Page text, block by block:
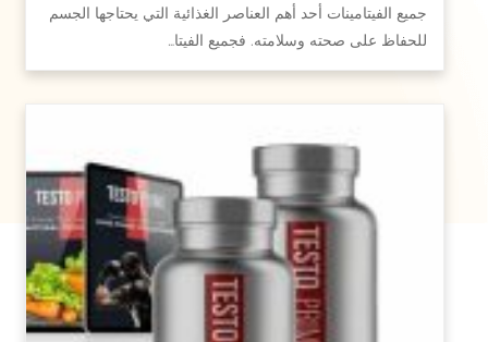
جميع الفيتامينات أحد أهم العناصر الغذائية التي يحتاجها الجسم
للحفاظ على صحته وسلامته. فجميع الفيتا…